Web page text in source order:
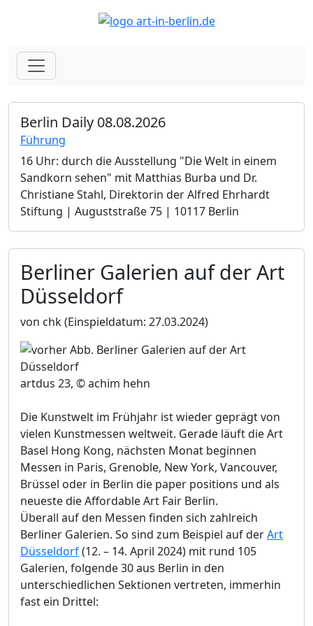
Berlin Daily 08.08.2026
Führung
16 Uhr: durch die Ausstellung "Die Welt in einem
Sandkorn sehen" mit Matthias Burba und Dr.
Christiane Stahl, Direktorin der Alfred Ehrhardt
Stiftung | Auguststraße 75 | 10117 Berlin
Berliner Galerien auf der Art
Düsseldorf
von chk(Einspieldatum: 27.03.2024)
artdus 23, © achim hehn
Die Kunstwelt im Frühjahr ist wieder geprägt von
vielen Kunstmessen weltweit. Gerade läuft die Art
Basel Hong Kong, nächsten Monat beginnen
Messen in Paris, Grenoble, New York, Vancouver,
Brüssel oder in Berlin die paper positions und als
neueste die Affordable Art Fair Berlin.
Überall auf den Messen finden sich zahlreich
Berliner Galerien. So sind zum Beispiel auf derArt
Düsseldorf(12. – 14. April 2024) mit rund 105
Galerien, folgende 30 aus Berlin in den
unterschiedlichen Sektionen vertreten, immerhin
fast ein Drittel: